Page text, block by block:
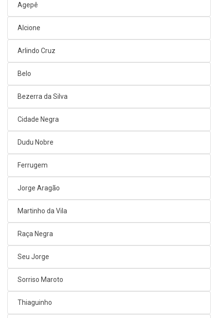
Agepê
Alcione
Arlindo Cruz
Belo
Bezerra da Silva
Cidade Negra
Dudu Nobre
Ferrugem
Jorge Aragão
Martinho da Vila
Raça Negra
Seu Jorge
Sorriso Maroto
Thiaguinho